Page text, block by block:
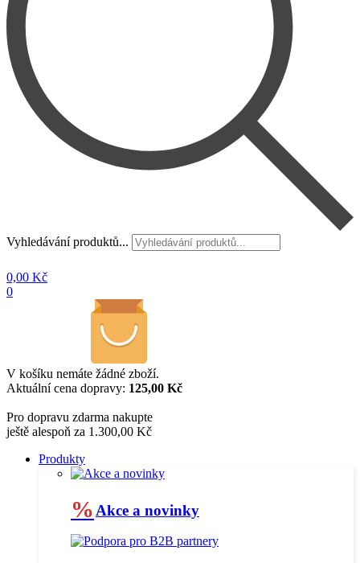
Vyhledávání produktů...
0,00 Kč
0
V košíku nemáte žádné zboží.
Aktuální cena dopravy: 125,00 Kč
Pro dopravu zdarma nakupte
ještě alespoň za 1.300,00 Kč
Produkty
% Akce a novinky